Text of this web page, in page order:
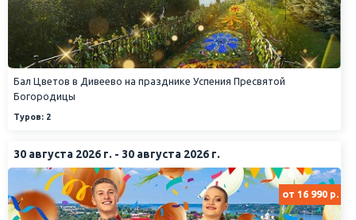
Бал Цветов в Дивеево на празднике Успения Пресвятой
Богородицы
Туров: 2
30 августа 2026 г. - 30 августа 2026 г.
от 16 990 р.